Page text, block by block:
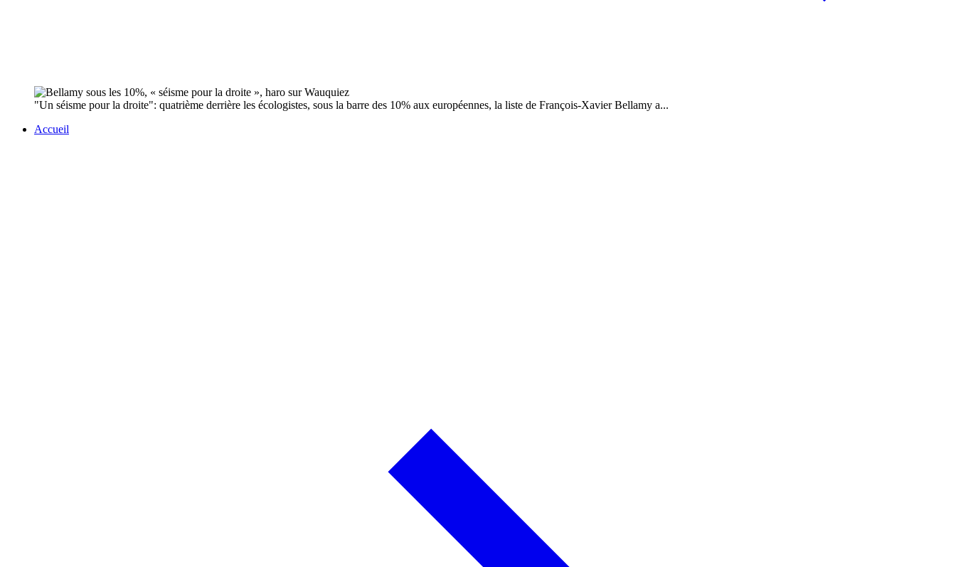
"Un séisme pour la droite": quatrième derrière les écologistes, sous la barre des 10% aux européennes, la liste de François-Xavier Bellamy a...
Accueil